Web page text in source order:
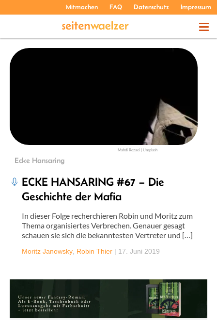
Mitmachen FAQ Datenschutz Impressum
Mahdi Rezaei | Unsplash
Ecke Hansaring
ECKE HANSARING #67 – Die
Geschichte der Mafia
In dieser Folge recherchieren Robin und Moritz zum
Thema organisiertes Verbrechen. Genauer gesagt
schauen sie sich die bekanntesten Vertreter und […]
Moritz Janowsky Robin Thier | 17. Juni 2019